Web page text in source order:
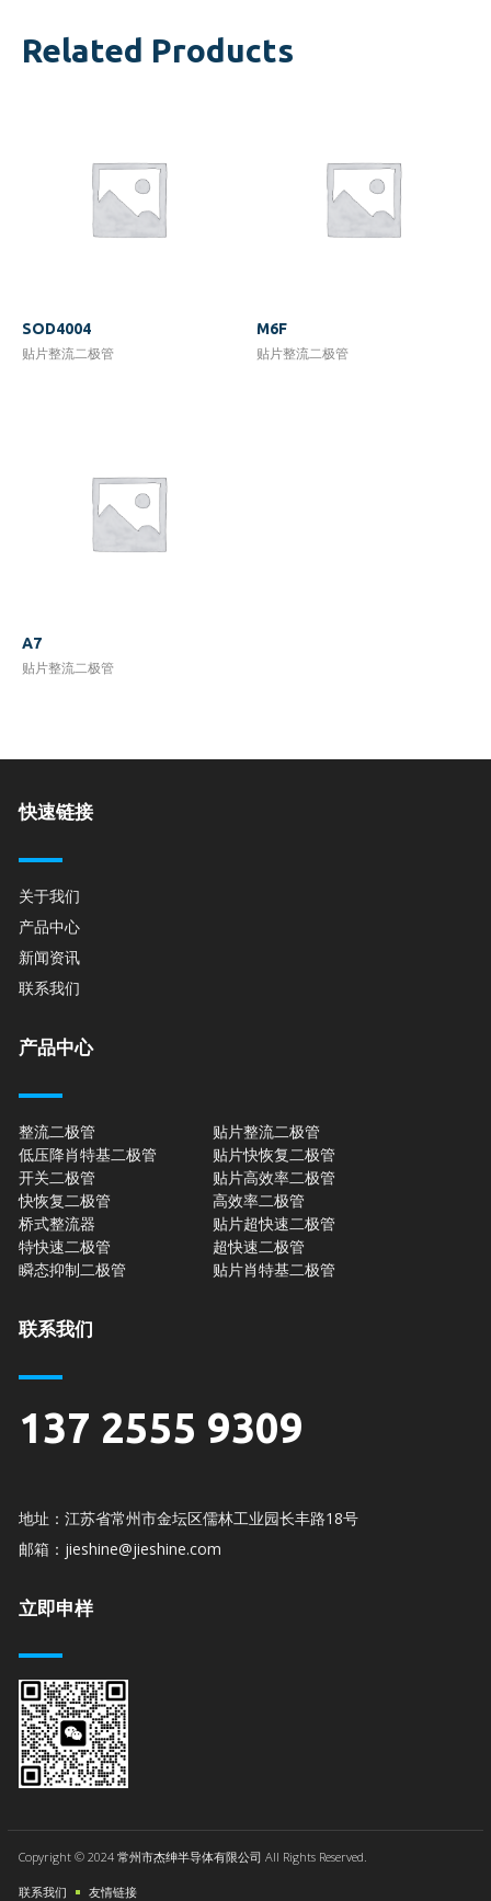
Related Products
SOD4004
贴片整流二极管
M6F
贴片整流二极管
A7
贴片整流二极管
快速链接
关于我们
产品中心
新闻资讯
联系我们
产品中心
整流二极管
低压降肖特基二极管
开关二极管
快恢复二极管
桥式整流器
特快速二极管
瞬态抑制二极管
贴片整流二极管
贴片快恢复二极管
贴片高效率二极管
高效率二极管
贴片超快速二极管
超快速二极管
贴片肖特基二极管
联系我们
137 2555 9309
地址：江苏省常州市金坛区儒林工业园长丰路18号
邮箱：jieshine@jieshine.com
立即申样
Copyright © 2024 常州市杰绅半导体有限公司 All Rights Reserved.
联系我们 友情链接